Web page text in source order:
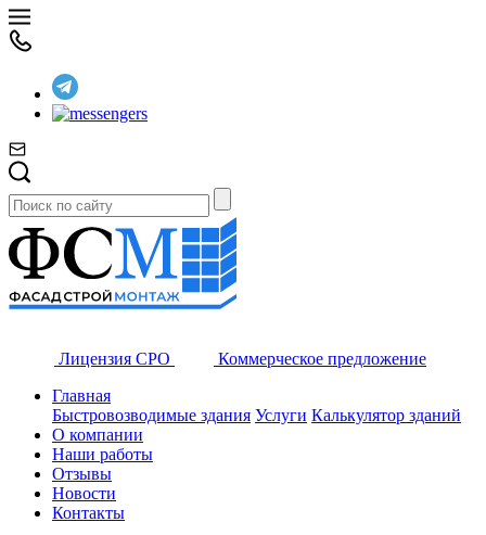
Лицензия СРО
Коммерческое предложение
Главная
Быстровозводимые здания Услуги Калькулятор зданий
О компании
Наши работы
Отзывы
Новости
Контакты